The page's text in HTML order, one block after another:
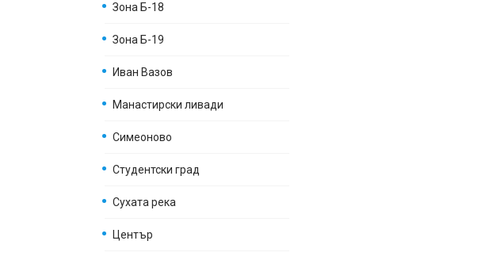
Зона Б-18
Зона Б-19
Иван Вазов
Манастирски ливади
Симеоново
Студентски град
Сухата река
Център